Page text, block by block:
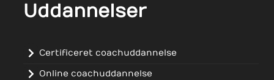
Uddannelser
Certificeret coachuddannelse
Online coachuddannelse